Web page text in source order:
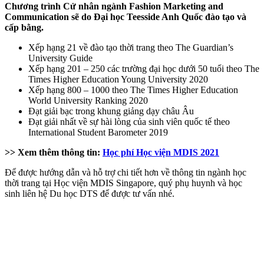
Chương trình Cử nhân ngành Fashion Marketing and
Communication sẽ do Đại học Teesside Anh Quốc đào tạo và
cấp bằng.
Xếp hạng 21 về đào tạo thời trang theo The Guardian’s
University Guide
Xếp hạng 201 – 250 các trường đại học dưới 50 tuổi theo The
Times Higher Education Young University 2020
Xếp hạng 800 – 1000 theo The Times Higher Education
World University Ranking 2020
Đạt giải bạc trong khung giảng dạy châu Âu
Đạt giải nhất về sự hài lòng của sinh viên quốc tế theo
International Student Barometer 2019
>> Xem thêm thông tin: Học phí Học viện MDIS 2021
Để được hướng dẫn và hỗ trợ chi tiết hơn về thông tin ngành học
thời trang tại Học viện MDIS Singapore, quý phụ huynh và học
sinh liên hệ Du học DTS để được tư vấn nhé.